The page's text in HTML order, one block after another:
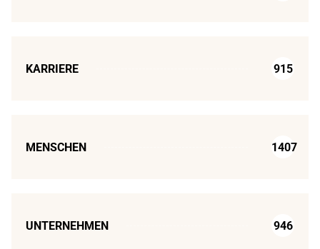
KARRIERE 915
MENSCHEN 1407
UNTERNEHMEN 946